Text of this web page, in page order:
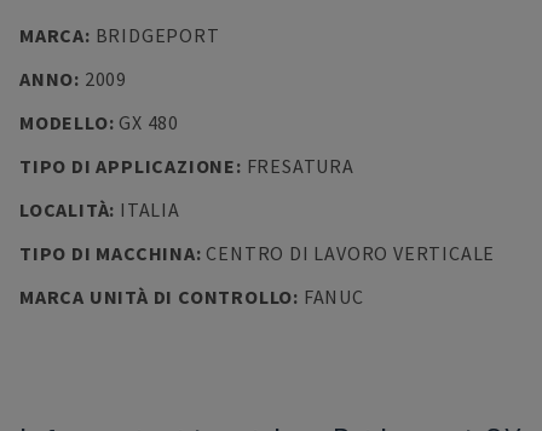
MARCA: BRIDGEPORT
ANNO: 2009
MODELLO: GX 480
TIPO DI APPLICAZIONE: FRESATURA
LOCALITÀ: ITALIA
TIPO DI MACCHINA: CENTRO DI LAVORO VERTICALE
MARCA UNITÀ DI CONTROLLO: FANUC